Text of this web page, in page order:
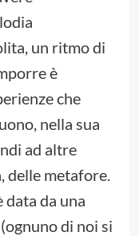
un ritmo di
è
che
nella sua
ad altre
delle metafore.
data da una
di noi si